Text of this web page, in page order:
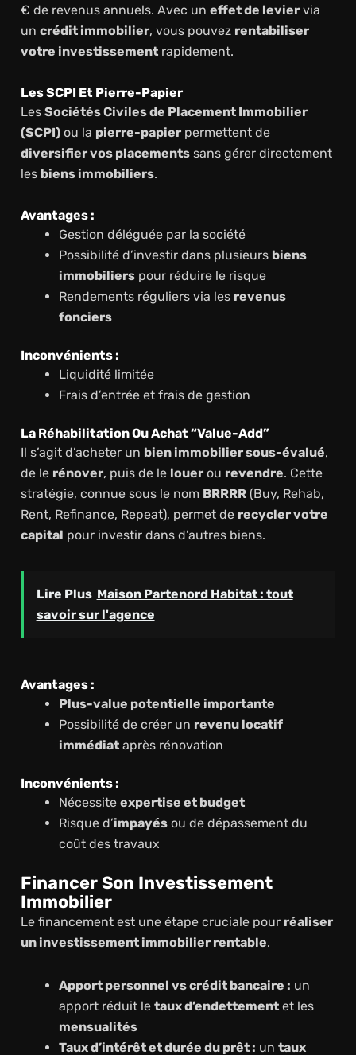
€ de revenus annuels. Avec un effet de leviervia
un crédit immobilier, vous pouvez rentabiliser
votre investissementrapidement.
Les SCPI Et Pierre-Papier
Les Sociétés Civiles de Placement Immobilier
(SCPI)ou la pierre-papierpermettent de
diversifier vos placementssans gérer directement
les biens immobiliers.
Avantages :
Gestion déléguée par la société
Possibilité d’investir dans plusieurs biens
immobilierspour réduire le risque
Rendements réguliers via les revenus
fonciers
Inconvénients :
Liquidité limitée
Frais d’entrée et frais de gestion
La Réhabilitation Ou Achat “value-Add”
Il s’agit d’acheter un bien immobilier sous-évalué,
de le rénover, puis de le louerou revendre. Cette
stratégie, connue sous le nom BRRRR(Buy, Rehab,
Rent, Refinance, Repeat), permet de recycler votre
capital pour investir dans d’autres biens.
Lire Plus Maison Partenord Habitat : tout
savoir sur l'agence
Avantages :
Plus-value potentielle importante
Possibilité de créer un revenu locatif
immédiataprès rénovation
Inconvénients :
Nécessite expertise et budget
Risque d’impayésou de dépassement du
coût des travaux
Financer Son Investissement
Immobilier
Le financement est une étape cruciale pour réaliser
un investissement immobilier rentable.
Apport personnel vs crédit bancaire : un
apport réduit le taux d’endettementet les
mensualités
Taux d’intérêt et durée du prêt : un taux